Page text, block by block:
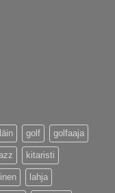
golf golfaaja
kitaristi
lahja